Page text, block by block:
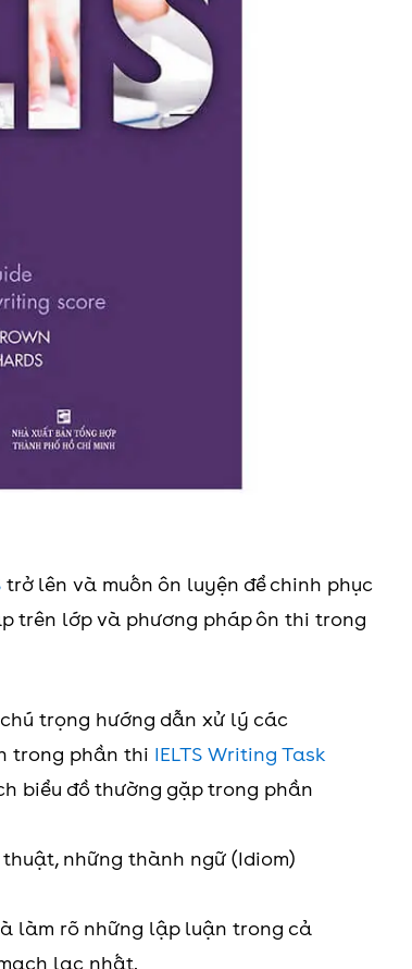
trở lên và muốn ôn luyện để chinh phục
trên lớp và phương pháp ôn thi trong
trọng hướng dẫn xử lý các
trong phần thi IELTS Writing Task
biểu đồ thường gặp trong phần
những thành ngữ (Idiom)
làm rõ những lập luận trong cả
lạc nhất.